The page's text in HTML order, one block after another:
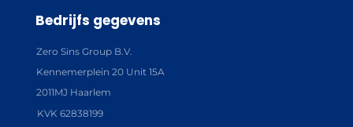
Bedrijfs gegevens
Zero Sins Group B.V.
Kennemerplein 20 Unit 15A
2011MJ Haarlem
KVK 62838199